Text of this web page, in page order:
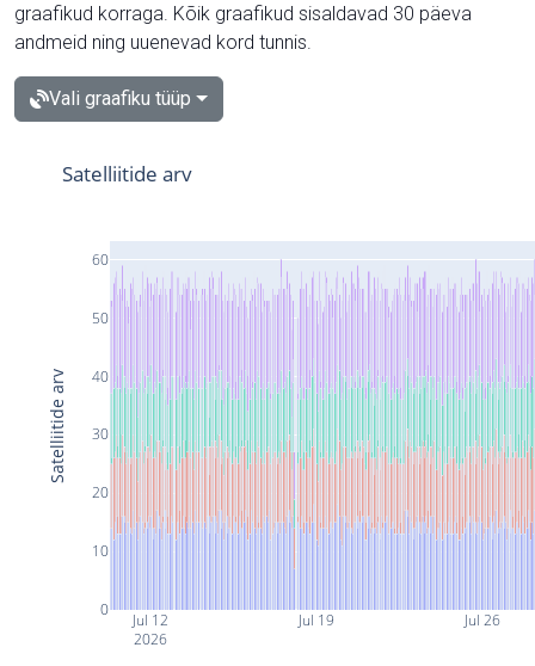
graafikud korraga. Kõik graafikud sisaldavad 30 päeva
andmeid ning uuenevad kord tunnis.
Vali graafiku tüüp
Jul 12
2026
Jul 19 Jul 26
0
10
20
30
40
50
60
Satelliitide arv
Satelliitide arv